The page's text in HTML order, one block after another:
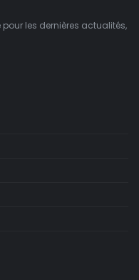
les dernières actualités,